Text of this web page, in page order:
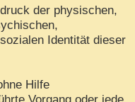
der physischen,
Identität dieser
Hilfe